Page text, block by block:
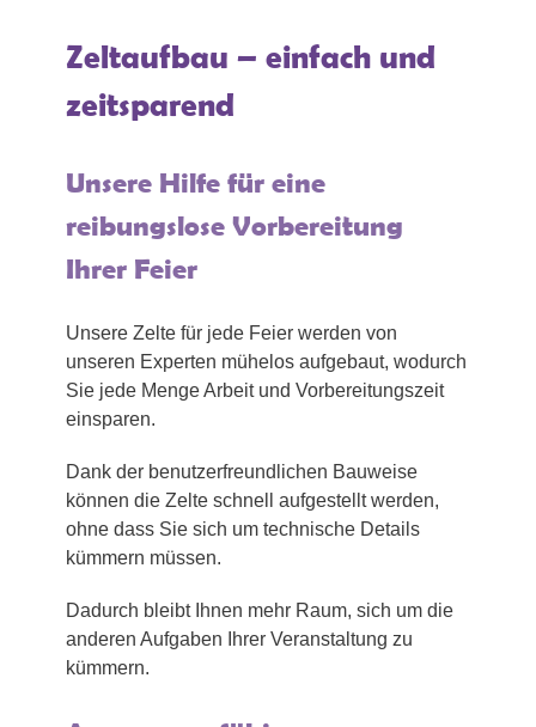
Zeltaufbau – einfach und
zeitsparend
Unsere Hilfe für eine
reibungslose Vorbereitung
Ihrer Feier
Unsere Zelte für jede Feier werden von
unseren Experten mühelos aufgebaut, wodurch
Sie jede Menge Arbeit und Vorbereitungszeit
einsparen.
Dank der benutzerfreundlichen Bauweise
können die Zelte schnell aufgestellt werden,
ohne dass Sie sich um technische Details
kümmern müssen.
Dadurch bleibt Ihnen mehr Raum, sich um die
anderen Aufgaben Ihrer Veranstaltung zu
kümmern.